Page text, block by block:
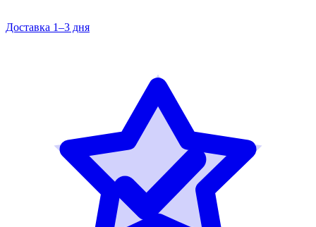
Доставка 1–3 дня